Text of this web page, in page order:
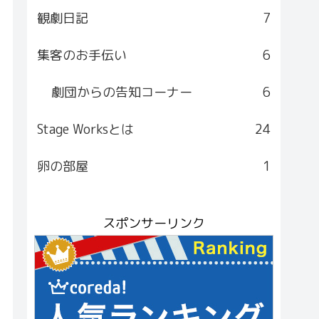
観劇日記 7
集客のお手伝い 6
劇団からの告知コーナー 6
Stage Worksとは 24
卵の部屋 1
スポンサーリンク